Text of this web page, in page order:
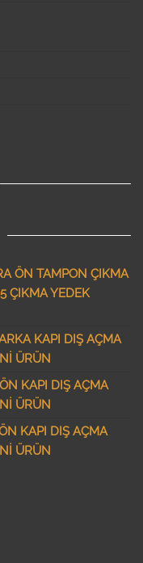
ÖN TAMPON ÇIKMA
ÇIKMA YEDEK
KAPI DIŞ AÇMA
ÜRÜN
KAPI DIŞ AÇMA
ÜRÜN
KAPI DIŞ AÇMA
ÜRÜN